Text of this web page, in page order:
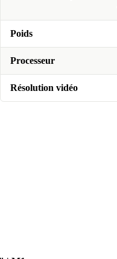
Poids
Processeur
Résolution vidéo